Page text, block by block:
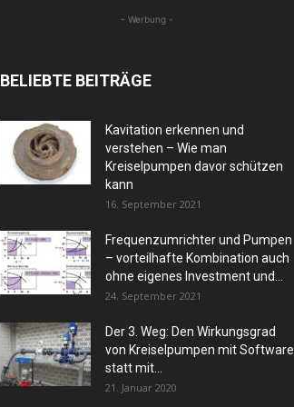
- Werbung -
BELIEBTE BEITRÄGE
Kavitation erkennen und
verstehen – Wie man
Kreiselpumpen davor schützen
kann
16. September 2021
Frequenzumrichter und Pumpen
– vorteilhafte Kombination auch
ohne eigenes Investment und...
24. September 2021
Der 3. Weg: Den Wirkungsgrad
von Kreiselpumpen mit Software
statt mit...
21. Januar 2020